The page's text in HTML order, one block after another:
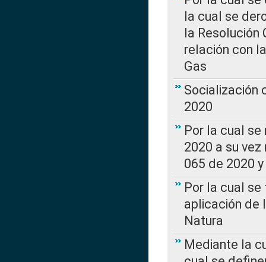
la cual se
la Resolución
relación con
Gas
Socialización
2020
Por la cual se
2020 a su
065 de 2020
Por la cual
aplicación de
Natura
Mediante la